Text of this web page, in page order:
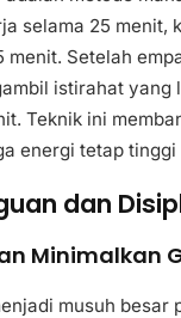
selama 25 menit,
menit. Setelah
istirahat yang
Teknik ini
energi tetap
dan
Minimalkan
musuh besar